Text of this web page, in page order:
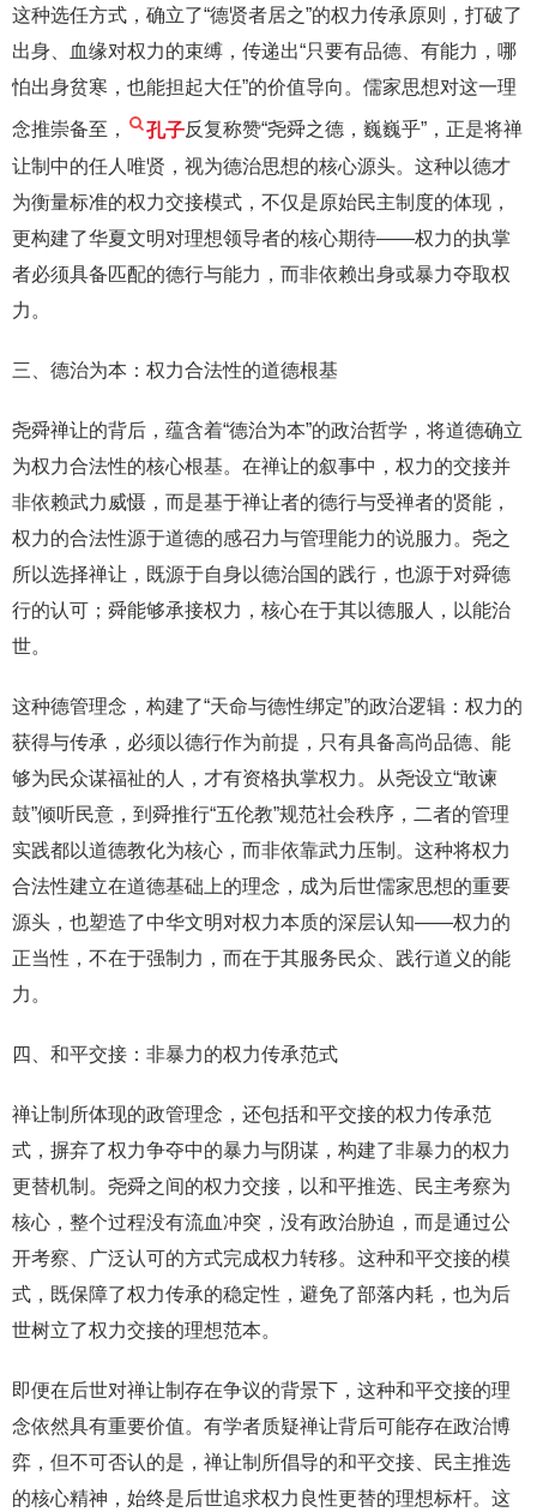
这种选任方式，确立了“德贤者居之”的权力传承原则，打破了
出身、血缘对权力的束缚，传递出“只要有品德、有能力，哪
怕出身贫寒，也能担起大任”的价值导向。儒家思想对这一理
念推崇备至， 孔子反复称赞“尧舜之德，巍巍乎”，正是将禅
让制中的任人唯贤，视为德治思想的核心源头。这种以德才
为衡量标准的权力交接模式，不仅是原始民主制度的体现，
更构建了华夏文明对理想领导者的核心期待——权力的执掌
者必须具备匹配的德行与能力，而非依赖出身或暴力夺取权
力。
三、德治为本：权力合法性的道德根基
尧舜禅让的背后，蕴含着“德治为本”的政治哲学，将道德确立
为权力合法性的核心根基。在禅让的叙事中，权力的交接并
非依赖武力威慑，而是基于禅让者的德行与受禅者的贤能，
权力的合法性源于道德的感召力与管理能力的说服力。尧之
所以选择禅让，既源于自身以德治国的践行，也源于对舜德
行的认可；舜能够承接权力，核心在于其以德服人，以能治
世。
这种德管理念，构建了“天命与德性绑定”的政治逻辑：权力的
获得与传承，必须以德行作为前提，只有具备高尚品德、能
够为民众谋福祉的人，才有资格执掌权力。从尧设立“敢谏
鼓”倾听民意，到舜推行“五伦教”规范社会秩序，二者的管理
实践都以道德教化为核心，而非依靠武力压制。这种将权力
合法性建立在道德基础上的理念，成为后世儒家思想的重要
源头，也塑造了中华文明对权力本质的深层认知——权力的
正当性，不在于强制力，而在于其服务民众、践行道义的能
力。
四、和平交接：非暴力的权力传承范式
禅让制所体现的政管理念，还包括和平交接的权力传承范
式，摒弃了权力争夺中的暴力与阴谋，构建了非暴力的权力
更替机制。尧舜之间的权力交接，以和平推选、民主考察为
核心，整个过程没有流血冲突，没有政治胁迫，而是通过公
开考察、广泛认可的方式完成权力转移。这种和平交接的模
式，既保障了权力传承的稳定性，避免了部落内耗，也为后
世树立了权力交接的理想范本。
即便在后世对禅让制存在争议的背景下，这种和平交接的理
念依然具有重要价值。有学者质疑禅让背后可能存在政治博
弈，但不可否认的是，禅让制所倡导的和平交接、民主推选
的核心精神，始终是后世追求权力良性更替的理想标杆。这